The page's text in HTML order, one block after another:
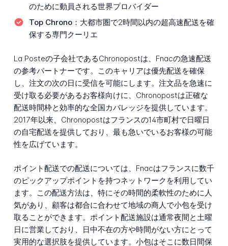
のために動員される世界プロバイダー
Top Chrono： 大都市圏で2時間以内の超高速配送を確
保する専門クーリエ
La Posteの子会社であるChronopostは、Fnacの急速配送
の参考パートナーです。このキャリアは優先配送を確保
し、注文の次の日に受信を可能にします。注文品を急速に
受け取る必要があるお客様向けに、Chronopostは正確な
配送時間枠と効率的な全国カバレッジを提供しています。
2017年以来、Chronopostはフランスの14市町村で日曜日
の自宅配送を提供しており、最も急いでいるお客様の可能
性を広げています。
ポイント配送での配送については、Fnacはフランスに数千
のピックアップポイントを持つネットワークを利用してい
ます。この配送方法は、特にその時間的柔軟性のために人
気があり、顧客は都合に合わせて地域の商人で小包を受け
取ることができます。ポイント配送施設は通常夜間と土曜
日に営業しており、日中不在の方や時間がない方にとって
実用的な選択肢を提供しています。小包はそこに数日間保